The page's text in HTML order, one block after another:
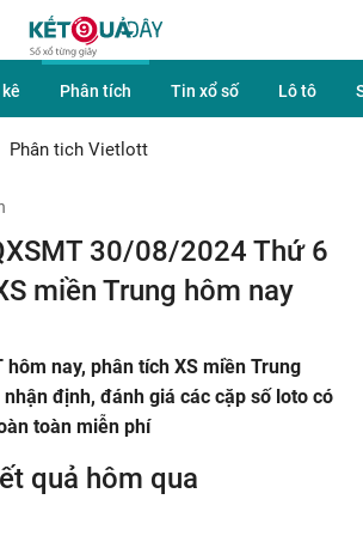
Phân tích Tin xổ số Lô tô
Phân tich Vietlott
30/08/2024 Thứ 6
miền Trung hôm nay
hôm nay, phân tích XS miền Trung
định, đánh giá các cặp số loto có
toàn miễn phí
quả hôm qua